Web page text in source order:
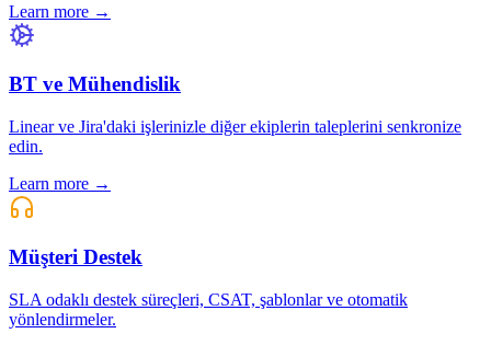
Learn more →
BT ve Mühendislik
Linear ve Jira'daki işlerinizle diğer ekiplerin taleplerini senkronize
edin.
Learn more →
Müşteri Destek
SLA odaklı destek süreçleri, CSAT, şablonlar ve otomatik
yönlendirmeler.